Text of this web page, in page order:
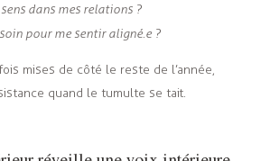
dans mes relations ?
pour me sentir aligné.e ?
mises de côté le reste de l’année,
quand le tumulte se tait.